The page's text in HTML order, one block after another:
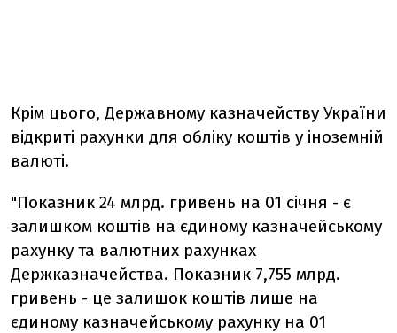
Крім цього, Державному казначейству України
відкриті рахунки для обліку коштів у іноземній
валюті.
"Показник 24 млрд. гривень на 01 січня - є
залишком коштів на єдиному казначейському
рахунку та валютних рахунках
Держказначейства. Показник 7,755 млрд.
гривень - це залишок коштів лише на
єдиному казначейському рахунку на 01